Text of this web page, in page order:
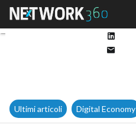
Ultimi articoli Digital Economy